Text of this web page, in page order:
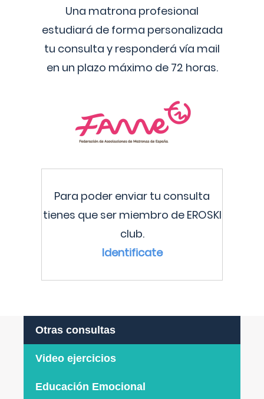
Una matrona profesional
estudiará de forma personalizada
tu consulta y responderá vía mail
en un plazo máximo de 72 horas.
Para poder enviar tu consulta
tienes que ser miembro de EROSKI
club.
Identificate
Otras consultas
Video ejercicios
Educación Emocional